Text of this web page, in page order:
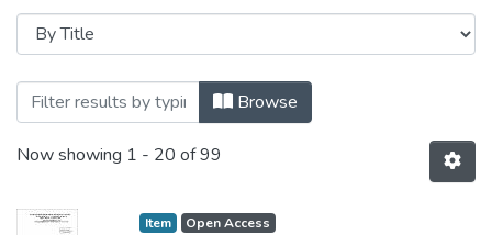
Browsing Бакалаврські роботи (ІВТ)
Browse
Now showing 1 - 20 of 99
Item Open Access